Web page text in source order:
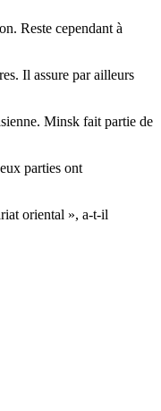
Reste cependant à
Il assure par ailleurs
Minsk fait partie de
parties ont
oriental », a-t-il